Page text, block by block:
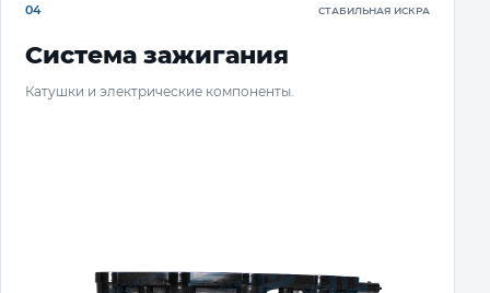
04 СТАБИЛЬНАЯ ИСКРА
Система зажигания
Катушки и электрические компоненты.